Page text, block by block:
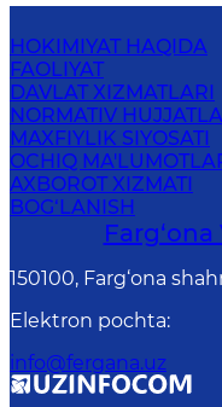
HOKIMIYAT HAQIDA
FAOLIYAT
DAVLAT XIZMATLARI
NORMATIV
MAXFIYLIK SIYOSATI
OCHIQ
AXBOROT XIZMATI
BOG‘LANISH
150100, Fаrg‘оnа
Elektron pochta:
info@fergana.uz